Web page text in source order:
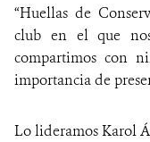
“Huellas de
club en el que
compartimos con
importancia de
Lo lideramos Karol